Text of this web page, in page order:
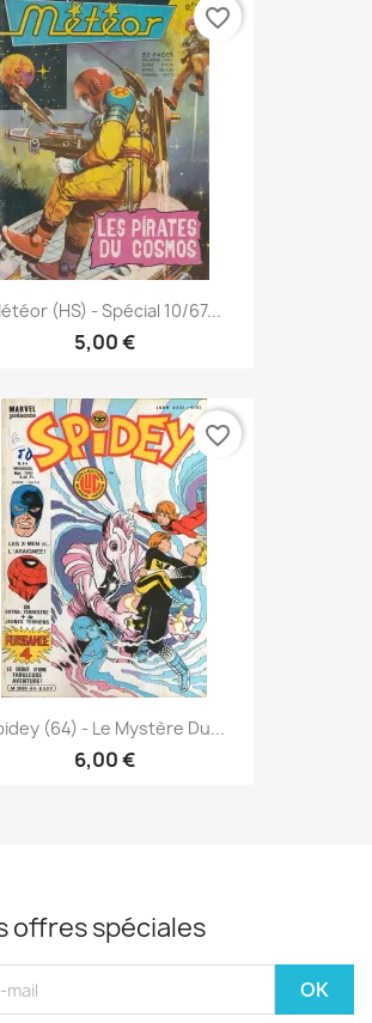
(HS) - Spécial 10/67...
5,00 €
favorite_border
(64) - Le Mystère Du...
6,00 €
favorite_border
offres spéciales